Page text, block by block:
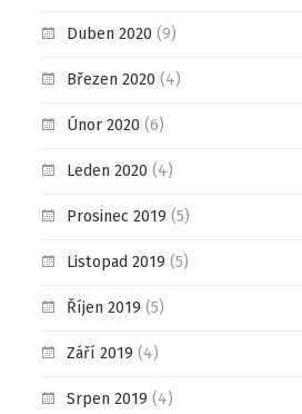
Duben 2020 (9)
Březen 2020 (4)
Únor 2020 (6)
Leden 2020 (4)
Prosinec 2019 (5)
Listopad 2019 (5)
Říjen 2019 (5)
Září 2019 (4)
Srpen 2019 (4)